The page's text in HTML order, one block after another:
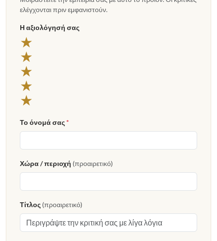
ελέγχονται πριν εμφανιστούν.
Η αξιολόγησή σας
★
★
★
★
★
Το όνομά σας*
Χώρα / περιοχή (προαιρετικό)
Τίτλος(προαιρετικό)